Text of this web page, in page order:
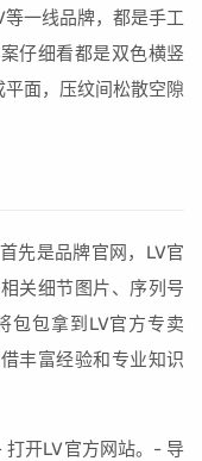
一线品牌，都是手工
仔细看都是双色横竖
面，压纹间松散空隙
先是品牌官网，LV官
关细节图片、序列号
包包拿到LV官方专卖
丰富经验和专业知识
打开LV官方网站。- 导